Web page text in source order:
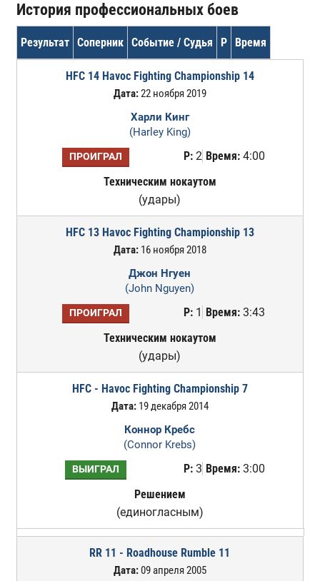
История профессиональных боев
Результат Соперник Событие / Судья Р Время
HFC 14 Havoc Fighting Championship 14
Дата:22 ноября 2019
Харли Кинг
(Harley King)
ПРОИГРАЛ Р:2 Время:4:00
Техническим нокаутом
(удары)
HFC 13 Havoc Fighting Championship 13
Дата:16 ноября 2018
Джон Нгуен
(John Nguyen)
ПРОИГРАЛ Р:1 Время:3:43
Техническим нокаутом
(удары)
HFC - Havoc Fighting Championship 7
Дата:19 декабря 2014
Коннор Кребс
(Connor Krebs)
ВЫИГРАЛ Р:3 Время:3:00
Решением
(единогласным)
RR 11 - Roadhouse Rumble 11
Дата:09 апреля 2005